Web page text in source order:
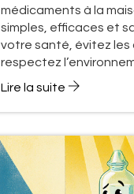
médicaments à la
simples, efficaces et
votre santé, évitez
respectez
Lire la suite